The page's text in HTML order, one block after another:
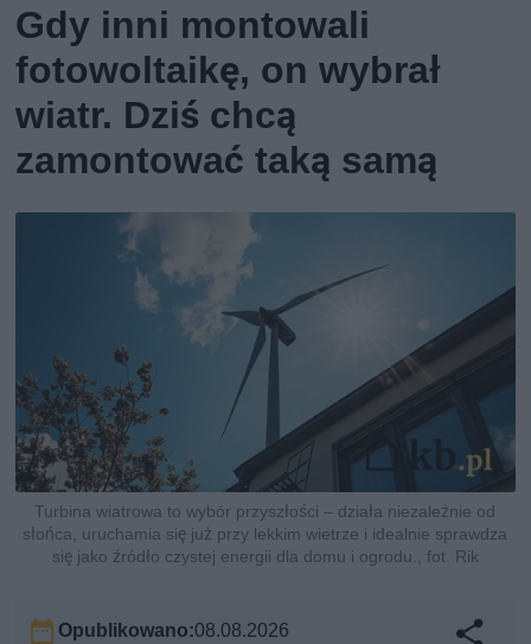
Gdy inni montowali
fotowoltaikę, on wybrał
wiatr. Dziś chcą
zamontować taką samą
Turbina wiatrowa to wybór przyszłości – działa niezależnie od
słońca, uruchamia się już przy lekkim wietrze i idealnie sprawdza
się jako źródło czystej energii dla domu i ogrodu., fot. Rik
Opublikowano:08.08.2026